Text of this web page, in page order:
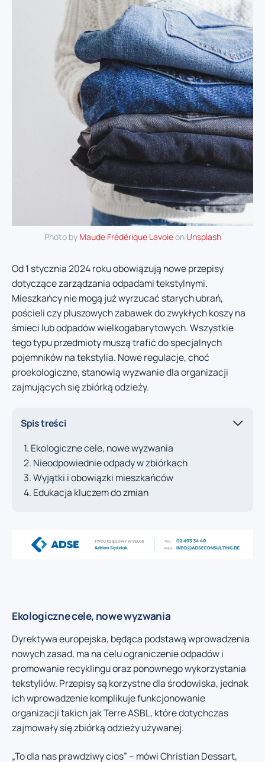
Photo by Maude Frédérique Lavoieon Unsplash
Od 1 stycznia 2024 roku obowiązują nowe przepisy
dotyczące zarządzania odpadami tekstylnymi.
Mieszkańcy nie mogą już wyrzucać starych ubrań,
pościeli czy pluszowych zabawek do zwykłych koszy na
śmieci lub odpadów wielkogabarytowych. Wszystkie
tego typu przedmioty muszą trafić do specjalnych
pojemników na tekstylia. Nowe regulacje, choć
proekologiczne, stanowią wyzwanie dla organizacji
zajmujących się zbiórką odzieży.
Spis treści
Ekologiczne cele, nowe wyzwania
Nieodpowiednie odpady w zbiórkach
Wyjątki i obowiązki mieszkańców
Edukacja kluczem do zmian
Ekologiczne cele, nowe wyzwania
Dyrektywa europejska, będąca podstawą wprowadzenia
nowych zasad, ma na celu ograniczenie odpadów i
promowanie recyklingu oraz ponownego wykorzystania
tekstyliów. Przepisy są korzystne dla środowiska, jednak
ich wprowadzenie komplikuje funkcjonowanie
organizacji takich jak Terre ASBL, które dotychczas
zajmowały się zbiórką odzieży używanej.
„To dla nas prawdziwy cios” – mówi Christian Dessart,